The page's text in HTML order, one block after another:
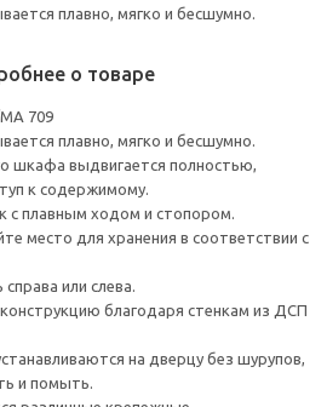
плавно, мягко и бесшумно.
о товаре
709
плавно, мягко и бесшумно.
шкафа выдвигается полностью,
к содержимому.
плавным ходом и стопором.
место для хранения в соответствии с
или слева.
благодаря стенкам из ДСП
на дверцу без шурупов,
и помыть.